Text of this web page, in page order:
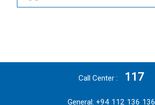
Call Center 117
General: +94 112 136 136